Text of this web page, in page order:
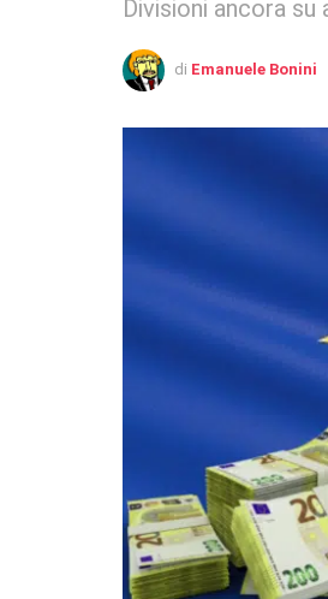
Divisioni ancora
di Emanuele Bonini